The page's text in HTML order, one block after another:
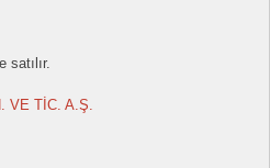
satılır.
VE TİC. A.Ş.